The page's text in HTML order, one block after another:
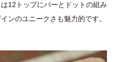
12トップにバーとドットの組み
ンのユニークさも魅力的です。